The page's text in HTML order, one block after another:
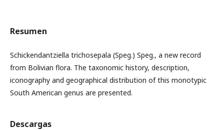
Resumen
Schickendantziella trichosepala (Speg.) Speg., a new record
from Bolivian flora. The taxonomic history, description,
iconography and geographical distribution of this monotypic
South American genus are presented.
Descargas